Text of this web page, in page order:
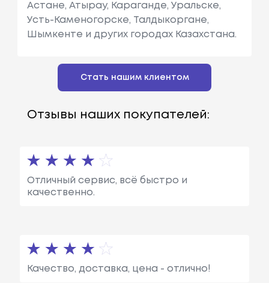
Астане, Атырау, Караганде, Уральске,
Усть-Каменогорске, Талдыкоргане,
Шымкенте и других городах Казахстана.
Стать нашим клиентом
Отзывы наших покупателей:
Отличный сервис, всё быстро и
качественно.
Качество, доставка, цена - отлично!